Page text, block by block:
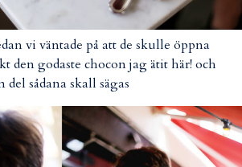
vi väntade på att de skulle öppna
den godaste chocon jag ätit här! och
sådana skall sägas